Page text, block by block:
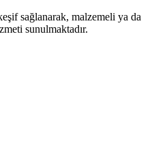
sağlanarak, malzemeli ya da
sunulmaktadır.